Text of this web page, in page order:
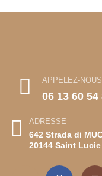
APPELEZ-NOUS
06 13 60 54
ADRESSE
642 Strada di
20144 Saint